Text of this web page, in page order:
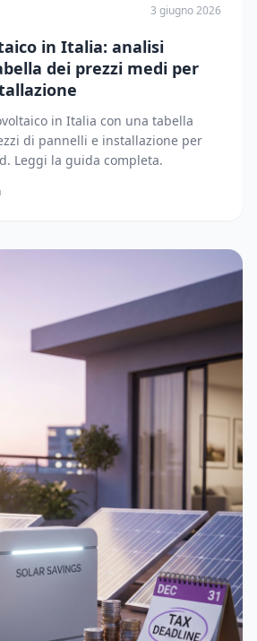
3 giugno 2026
in Italia: analisi
dei prezzi medi per
in Italia con una tabella
di pannelli e installazione per
Leggi la guida completa.